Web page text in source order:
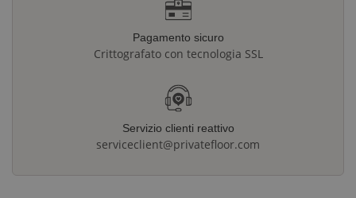
Pagamento sicuro
Crittografato con tecnologia SSL
Servizio clienti reattivo
serviceclient@privatefloor.com